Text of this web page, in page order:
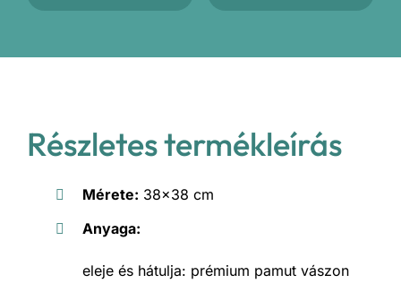
Részletes termékleírás
Mérete: 38×38 cm
Anyaga:
eleje és hátulja: prémium pamut vászon